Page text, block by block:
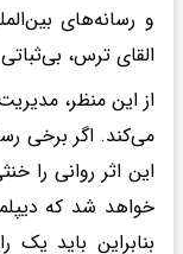
و رسانه‌های
القای ترس،
از این منظر،
می‌کند. اگر برخی
این اثر روانی را
خواهد شد که
بنابراین باید یک